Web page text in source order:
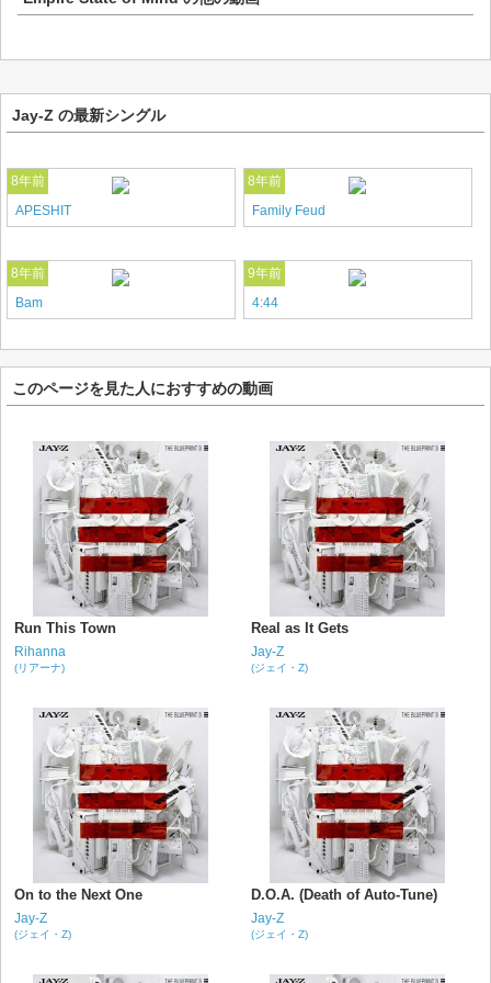
Jay-Z の最新シングル
8年前
APESHIT
8年前
Family Feud
8年前
Bam
9年前
4:44
このページを見た人におすすめの動画
Run This Town
Rihanna
(リアーナ)
Real as It Gets
Jay-Z
(ジェイ・Z)
On to the Next One
Jay-Z
(ジェイ・Z)
D.O.A. (Death of Auto-Tune)
Jay-Z
(ジェイ・Z)